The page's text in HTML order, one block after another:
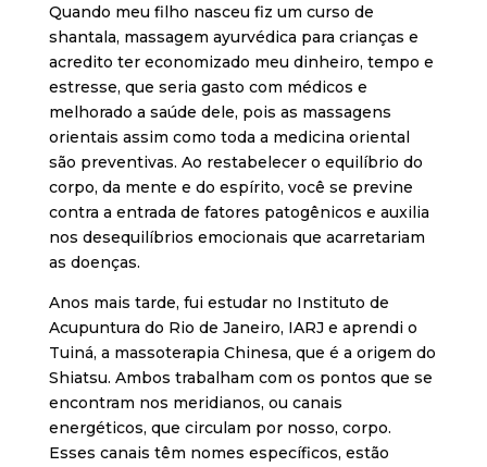
Quando meu filho nasceu fiz um curso de
shantala, massagem ayurvédica para crianças e
acredito ter economizado meu dinheiro, tempo e
estresse, que seria gasto com médicos e
melhorado a saúde dele, pois as massagens
orientais assim como toda a medicina oriental
são preventivas. Ao restabelecer o equilíbrio do
corpo, da mente e do espírito, você se previne
contra a entrada de fatores patogênicos e auxilia
nos desequilíbrios emocionais que acarretariam
as doenças.
Anos mais tarde, fui estudar no Instituto de
Acupuntura do Rio de Janeiro, IARJ e aprendi o
Tuiná, a massoterapia Chinesa, que é a origem do
Shiatsu. Ambos trabalham com os pontos que se
encontram nos meridianos, ou canais
energéticos, que circulam por nosso, corpo.
Esses canais têm nomes específicos, estão